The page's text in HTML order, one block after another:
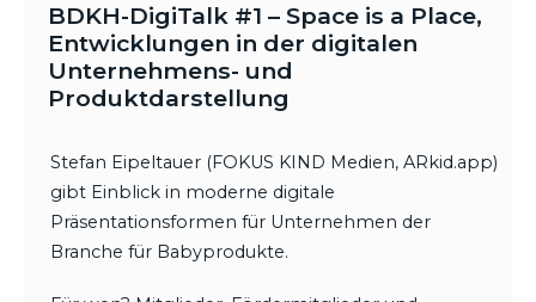
BDKH-DigiTalk #1 – Space is a Place,
Entwicklungen in der digitalen
Unternehmens- und
Produktdarstellung
Stefan Eipeltauer (FOKUS KIND Medien, ARkid.app)
gibt Einblick in moderne digitale
Präsentationsformen für Unternehmen der
Branche für Babyprodukte.